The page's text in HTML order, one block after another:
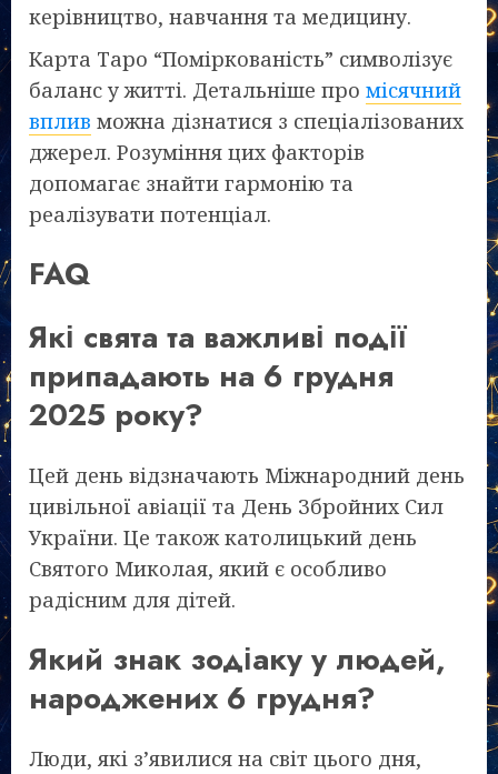
керівництво, навчання та медицину.
Карта Таро “Поміркованість” символізує
баланс у житті. Детальніше про місячний
вплив можна дізнатися з спеціалізованих
джерел. Розуміння цих факторів
допомагає знайти гармонію та
реалізувати потенціал.
FAQ
Які свята та важливі події
припадають на 6 грудня
2025 року?
Цей день відзначають Міжнародний день
цивільної авіації та День Збройних Сил
України. Це також католицький день
Святого Миколая, який є особливо
радісним для дітей.
Який знак зодіаку у людей,
народжених 6 грудня?
Люди, які з’явилися на світ цього дня,